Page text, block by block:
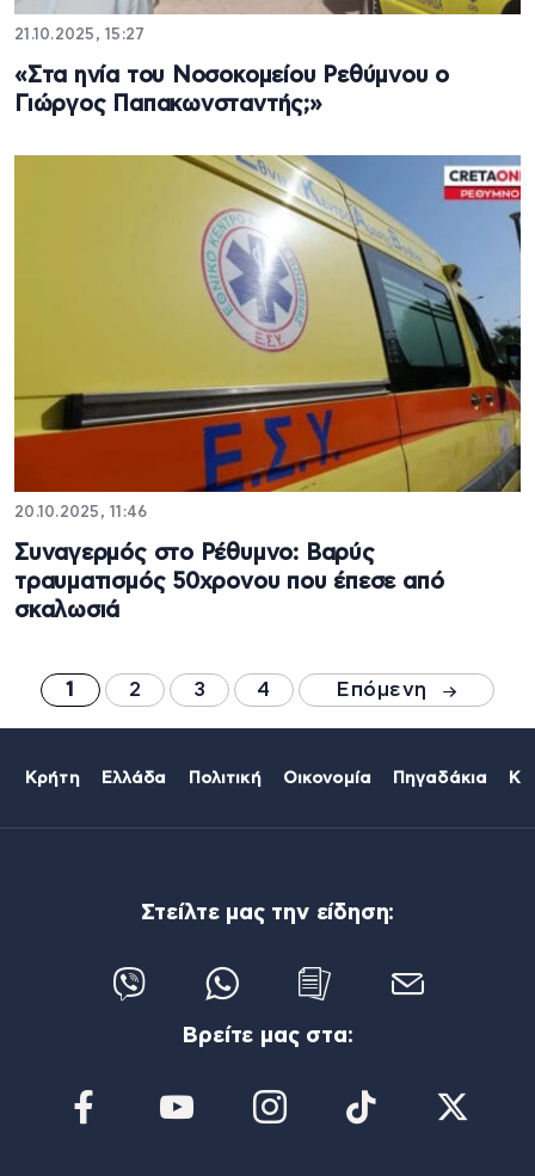
21.10.2025, 15:27
«Στα ηνία του Νοσοκομείου Ρεθύμνου ο
Γιώργος Παπακωνσταντής;»
20.10.2025, 11:46
Συναγερμός στο Ρέθυμνο: Βαρύς
τραυματισμός 50χρονου που έπεσε από
σκαλωσιά
1 2 3 4 Επόμενη
Κρήτη Ελλάδα Πολιτική Οικονομία Πηγαδάκια
Στείλτε μας την είδηση:
Βρείτε μας στα: